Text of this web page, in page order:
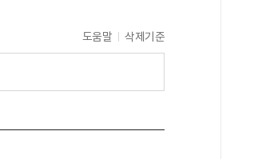
도움말 삭제기준